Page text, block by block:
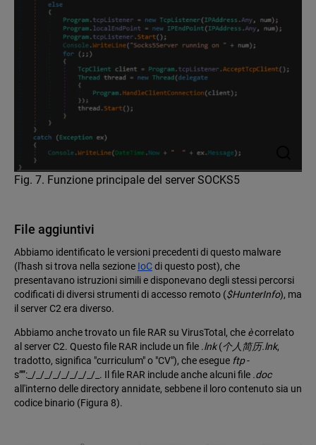
Fig. 7. Funzione principale del server SOCKS5
File aggiuntivi
Abbiamo identificato le versioni precedenti di questo malware
(l'hash si trova nella sezione IoCdi questo post), che
presentavano istruzioni simili e disponevano degli stessi percorsi
codificati di diversi strumenti di accesso remoto ($HunterInfo), ma
il server C2 era diverso.
Abbiamo anche trovato un file RAR su VirusTotal, che ècorrelato
al server C2. Questo file RAR include un file .lnk(个人简历.lnk,
tradotto, significa "curriculum" o "CV"), che esegue ftp-
s””:_/_/_/_/_/_/_/_/_. Il file RAR include anche alcuni file .doc
all'interno delle directory annidate, sebbene il loro contenuto sia un
codice binario (Figura 8).